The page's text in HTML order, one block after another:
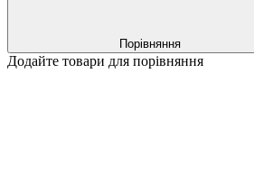
Порівняння
Додайте товари для порівняння